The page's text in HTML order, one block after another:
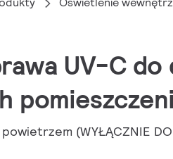
UV-C
(WYŁĄCZNIE DO